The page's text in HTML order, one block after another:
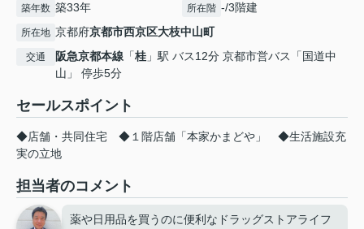
築年数 築33年 所在階 -/3階建
所在地 京都府京都市西京区大枝中山町
交通 阪急京都本線 「桂 」駅 バス12分 京都市営バス「国道中
山」 停歩5分
セールスポイント
◆店舗・共同住宅 ◆１階店舗「本家かまどや」 ◆生活施設充
実の立地
担当者のコメント
薬や日用品を買うのに便利なドラッグストアライフ